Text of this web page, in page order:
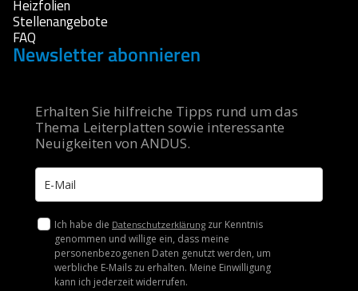
Heizfolien
Stellenangebote
FAQ
Newsletter abonnieren
Erhalten Sie hilfreiche Tipps rund um das
Thema Leiterplatten sowie interessante
Neuigkeiten von ANDUS.
Ich habe die Datenschutzerklärung zur Kenntnis
genommen und willige ein, dass meine
personenbezogenen Daten genutzt werden, um
werbliche E-Mails zu erhalten. Meine Einwilligung
kann ich jederzeit widerrufen.